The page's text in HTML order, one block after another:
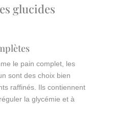
glucides
le pain complet, les
sont des choix bien
raffinés. Ils contiennent
la glycémie et à